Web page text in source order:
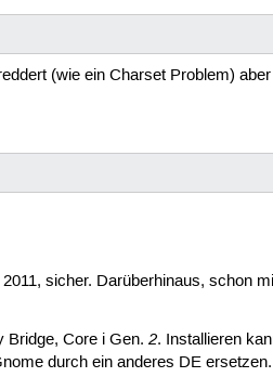
(wie ein Charset Problem)
sicher. Darüberhinaus, schon
Bridge, Core i Gen. 2. Installieren
durch ein anderes DE